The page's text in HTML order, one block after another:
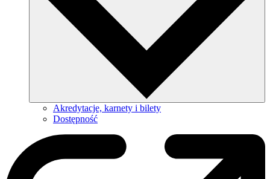
Akredytacje, karnety i bilety
Dostępność